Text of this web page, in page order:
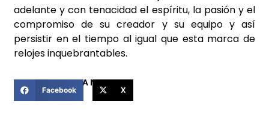
adelante y con tenacidad el espíritu, la pasión y el
compromiso de su creador y su equipo y así
persistir en el tiempo al igual que esta marca de
relojes inquebrantables.
COMPARTIR ESTA NOTICIA
Facebook X